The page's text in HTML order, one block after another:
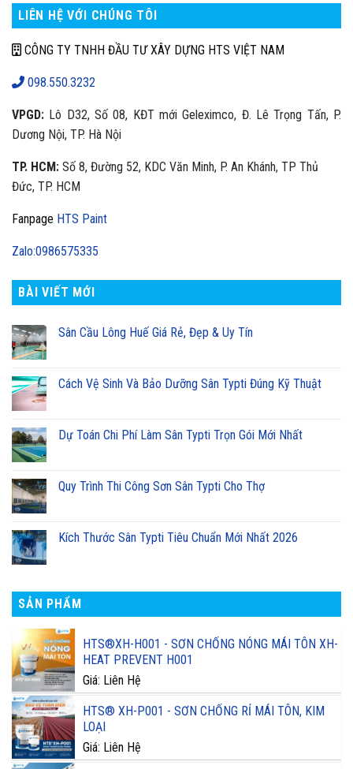
LIÊN HỆ VỚI CHÚNG TÔI
CÔNG TY TNHH ĐẦU TƯ XÂY DỰNG HTS VIỆT NAM
098.550.3232
VPGD: Lô D32, Số 08, KĐT mới Geleximco, Đ. Lê Trọng Tấn, P.
Dương Nội, TP. Hà Nội
TP. HCM: Số 8, Đường 52, KDC Văn Minh, P. An Khánh, TP Thủ
Đức, TP. HCM
Fanpage HTS Paint
Zalo:0986575335
BÀI VIẾT MỚI
Sân Cầu Lông Huế Giá Rẻ, Đẹp & Uy Tín
Cách Vệ Sinh Và Bảo Dưỡng Sân Typti Đúng Kỹ Thuật
Dự Toán Chi Phí Làm Sân Typti Trọn Gói Mới Nhất
Quy Trình Thi Công Sơn Sân Typti Cho Thợ
Kích Thước Sân Typti Tiêu Chuẩn Mới Nhất 2026
SẢN PHẨM
HTS®XH-H001 - SƠN CHỐNG NÓNG MÁI TÔN XH-
HEAT PREVENT H001
Giá: Liên Hệ
HTS® XH-P001 - SƠN CHỐNG RỈ MÁI TÔN, KIM
LOẠI
Giá: Liên Hệ